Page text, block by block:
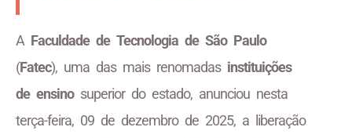
A Faculdade de Tecnologia de São Paulo
(Fatec), uma das mais renomadas instituições
de ensinosuperior do estado, anunciou nesta
terça-feira, 09 de dezembro de 2025, a liberação